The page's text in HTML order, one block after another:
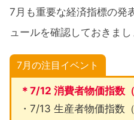
7月も重要な経済指標の発
ュールを確認しておきまし
7月の注目イベント
＊7/12 消費者物価指数（
・7/13 生産者物価指数（